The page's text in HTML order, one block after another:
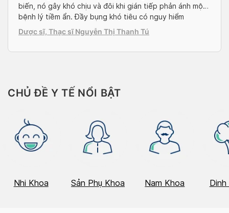
biến, nó gây khó chịu và đôi khi gián tiếp phản ánh một
bệnh lý tiềm ẩn. Đầy bụng khó tiêu có nguy hiểm
không? Cách chữa đầy bụng khó tiêu như thế nào? Hãy
cùng Doctor có sẵn tìm hiểu trong bài […]
Dược sĩ, Thạc sĩ Nguyễn Thị Thanh Tú
CHỦ ĐỀ Y TẾ NỔI BẬT
Nhi Khoa Sản Phụ Khoa Nam Khoa Dinh